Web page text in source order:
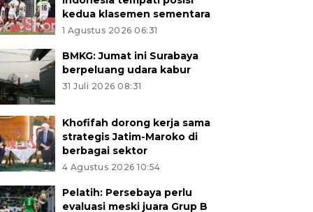
kedua klasemen sementara
1 Agustus 2026 06:31
BMKG: Jumat ini Surabaya
berpeluang udara kabur
31 Juli 2026 08:31
Khofifah dorong kerja sama
strategis Jatim-Maroko di
berbagai sektor
4 Agustus 2026 10:54
Pelatih: Persebaya perlu
evaluasi meski juara Grup B